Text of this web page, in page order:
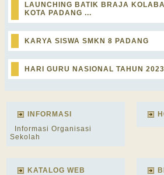
LAUNCHING BATIK BRAJA
KOTA PADANG ...
KARYA SISWA SMKN 8 PADANG
HARI GURU NASIONAL TAHUN
INFORMASI
Informasi Organisasi
Sekolah
KATALOG WEB